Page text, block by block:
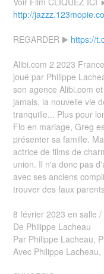
http://
REGARDER ▶️ https://
Alibi.com 2 2023
joué par Philippe
son agence Alibi.com
jamais, la nouvelle vie
tranquille... Plus pour
Flo en mariage, Greg
présenter sa famille.
actrice de films de
union. Il n'a donc pas
avec ses anciens
trouver des faux
8 février 2023 en salle
De Philippe Lacheau
Par Philippe Lacheau,
Avec Philippe